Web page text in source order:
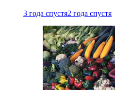
3 года спустя2 года спустя